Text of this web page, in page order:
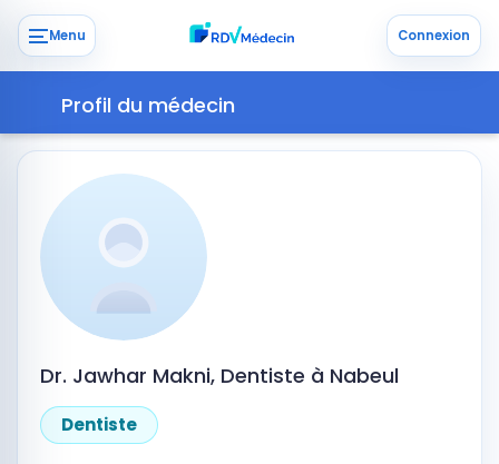
Menu Connexion
Profil du médecin
Dr. Jawhar Makni, Dentiste à Nabeul
Dentiste